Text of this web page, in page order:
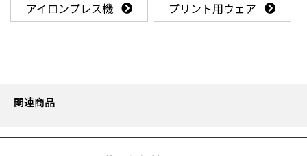
アイロンプレス機 プリント用ウェア
関連商品